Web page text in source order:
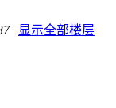
| 显示全部楼层